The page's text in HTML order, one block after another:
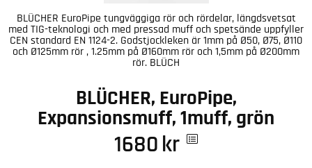
BLÜCHER EuroPipe tungväggiga rör och rördelar, längdsvetsat
med TIG-teknologi och med pressad muff och spetsände uppfyller
CEN standard EN 1124-2. Godstjockleken är 1mm på Ø50, Ø75, Ø110
och Ø125mm rör , 1.25mm på Ø160mm rör och 1,5mm på Ø200mm
rör. BLÜCH
BLÜCHER, EuroPipe,
Expansionsmuff, 1muff, grön
1680 kr